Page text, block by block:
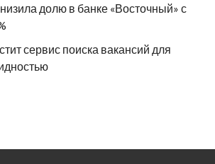
долю в банке «Восточный» с
сервис поиска вакансий для